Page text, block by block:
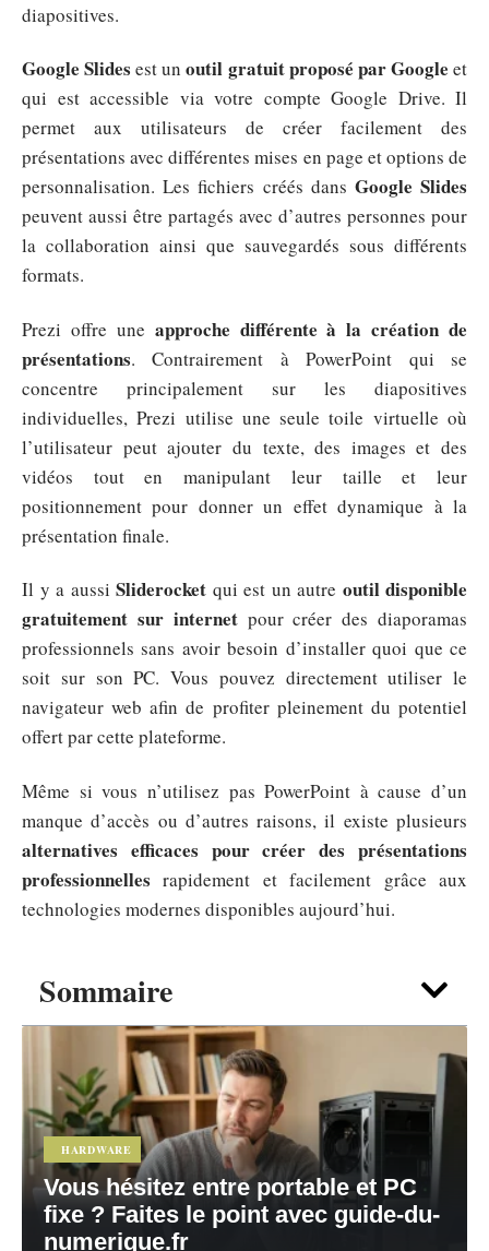
Sommaire
HARDWARE
Vous hésitez entre portable et PC
fixe ? Faites le point avec guide-du-
numerique.fr
diapositives.
Google Slides est unoutil gratuit proposé par Google et
qui est accessible via votre compte Google Drive. Il
permet aux utilisateurs de créer facilement des
présentations avec différentes mises en page et options de
personnalisation. Les fichiers créés dans Google Slides
peuvent aussi être partagés avec d’autres personnes pour
la collaboration ainsi que sauvegardés sous différents
formats.
Prezi offre une approche différente à la création de
présentations. Contrairement à PowerPoint qui se
concentre principalement sur les diapositives
individuelles, Prezi utilise une seule toile virtuelle où
l’utilisateur peut ajouter du texte, des images et des
vidéos tout en manipulant leur taille et leur
positionnement pour donner un effet dynamique à la
présentation finale.
Il y a aussi Sliderocket qui est un autre outil disponible
gratuitement sur internetpour créer des diaporamas
professionnels sans avoir besoin d’installer quoi que ce
soit sur son PC. Vous pouvez directement utiliser le
navigateur web afin de profiter pleinement du potentiel
offert par cette plateforme.
Même si vous n’utilisez pas PowerPoint à cause d’un
manque d’accès ou d’autres raisons, il existe plusieurs
alternatives efficaces pour créer des présentations
professionnelles rapidement et facilement grâce aux
technologies modernes disponibles aujourd’hui.